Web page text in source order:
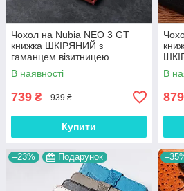
Чохол на Nubia NEO 3 GT
книжка ШКІРЯНИЙ з
гаманцем візитницею
ремінцем підставкою
протиударний "LINERO"
В наявності
739 ₴ 939 ₴
Купити
В
879
–23% Подарунок